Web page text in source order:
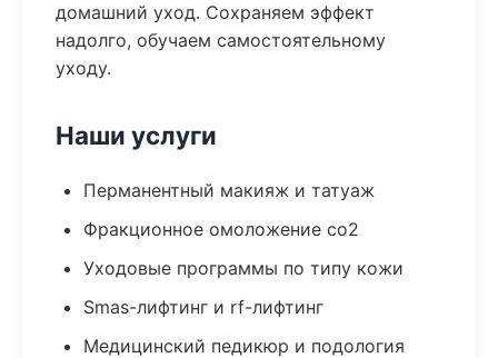
домашний уход. Сохраняем эффект
надолго, обучаем самостоятельному
уходу.
Наши услуги
Перманентный макияж и татуаж
Фракционное омоложение co2
Уходовые программы по типу кожи
Smas-лифтинг и rf-лифтинг
Медицинский педикюр и подология